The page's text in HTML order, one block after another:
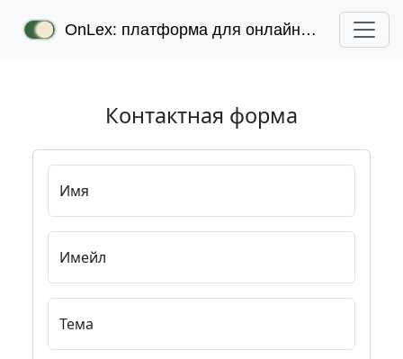
OnLex: платформа для онлайн-лексикографии
Контактная форма
Имя
Имейл
Тема